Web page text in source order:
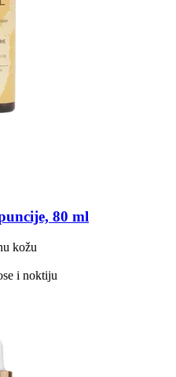
80 ml
kožu
i noktiju